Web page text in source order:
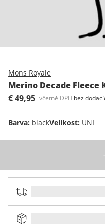
Mons Royale
Merino Decade Fleece
€ 49,95 včetně DPH bez
Barva: blackVelikost: UNI